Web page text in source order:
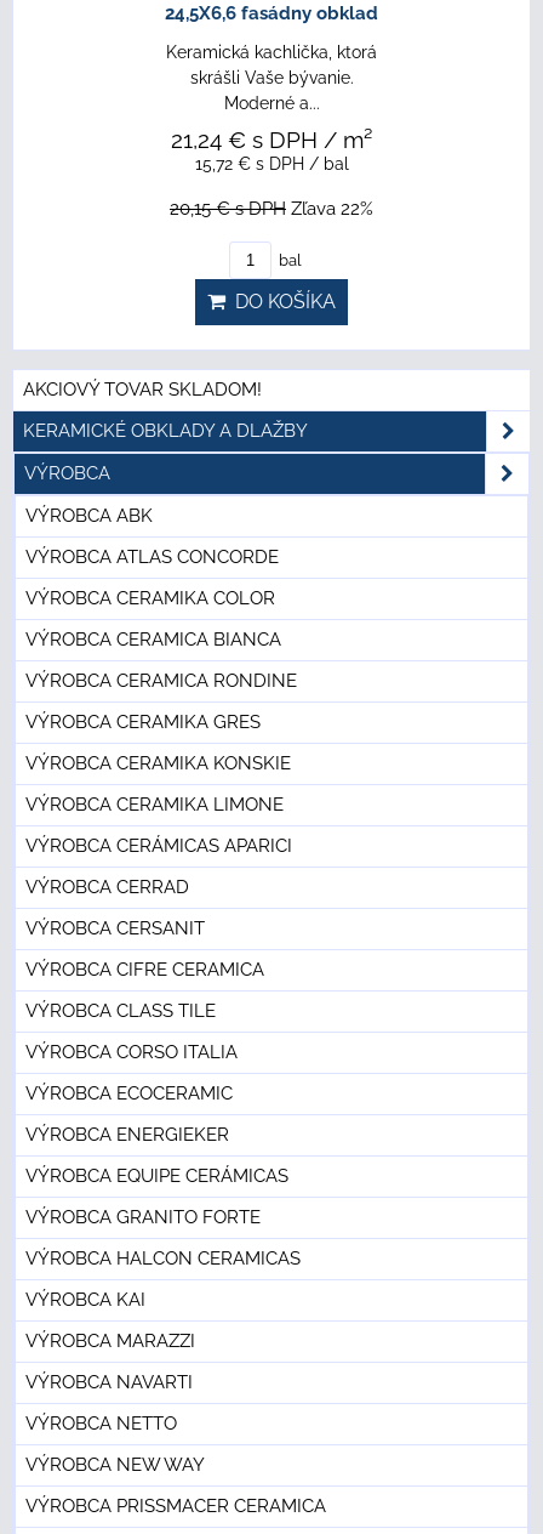
24,5X6,6 fasádny obklad
Keramická kachlička, ktorá
skrášli Vaše bývanie.
Moderné a...
21,24 € s DPH / m²
15,72 € s DPH / bal
20,15 €s DPH Zľava 22%
bal
DO KOŠÍKA
AKCIOVÝ TOVAR SKLADOM!
KERAMICKÉ OBKLADY A DLAŽBY
VÝROBCA
VÝROBCA ABK
VÝROBCA ATLAS CONCORDE
VÝROBCA CERAMIKA COLOR
VÝROBCA CERAMICA BIANCA
VÝROBCA CERAMICA RONDINE
VÝROBCA CERAMIKA GRES
VÝROBCA CERAMIKA KONSKIE
VÝROBCA CERAMIKA LIMONE
VÝROBCA CERÁMICAS APARICI
VÝROBCA CERRAD
VÝROBCA CERSANIT
VÝROBCA CIFRE CERAMICA
VÝROBCA CLASS TILE
VÝROBCA CORSO ITALIA
VÝROBCA ECOCERAMIC
VÝROBCA ENERGIEKER
VÝROBCA EQUIPE CERÁMICAS
VÝROBCA GRANITO FORTE
VÝROBCA HALCON CERAMICAS
VÝROBCA KAI
VÝROBCA MARAZZI
VÝROBCA NAVARTI
VÝROBCA NETTO
VÝROBCA NEW WAY
VÝROBCA PRISSMACER CERAMICA